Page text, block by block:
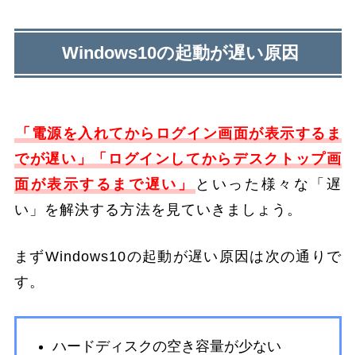
Windows10の起動が遅い原因
「電源を入れてからログイン画面が表示するま
でが遅い」「ログインしてからデスクトップ画
面が表示するまで遅い」
といった様々な「遅
い」を解決する方法を見ていきましょう。
まずWindows10の起動が遅い原因は次の通りで
す。
ハードディスクの空き容量が少ない